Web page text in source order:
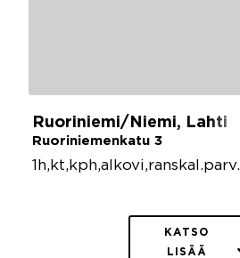
Ruoriniemi/Niemi, Lahti
Ruoriniemenkatu 3
1h,kt,kph,alkovi,ranskal.parv.
KATSO
LISÄÄ